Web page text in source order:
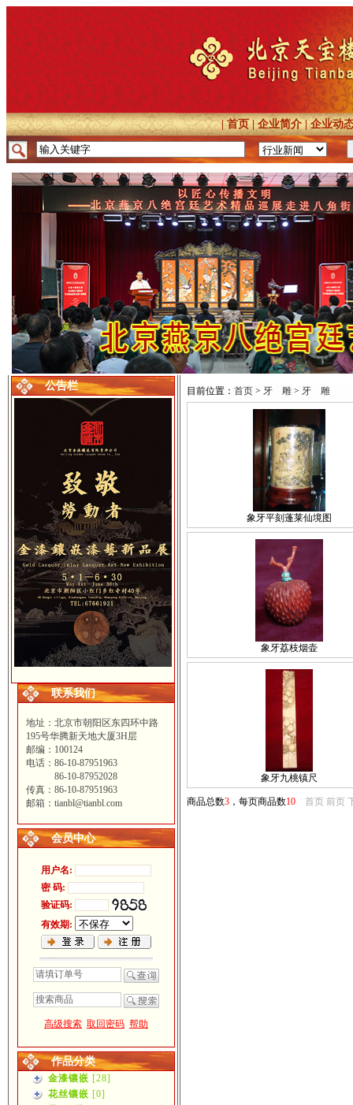
|首页|企业简介|企业动
公告栏
联系我们
地址：北京市朝阳区东四环中路
195号华腾新天地大厦3H层
邮编：100124
电话：86-10-87951963
86-10-87952028
传真：86-10-87951963
邮箱：tianbl@tianbl.com
会员中心
用户名:
密 码:
验证码:
有效期:
高级搜索 取回密码 帮助
作品分类
金漆镶嵌 [28]
花丝镶嵌 [0]
目前位置： 首页 > 牙 雕 > 牙 雕
象牙平刻蓬莱仙境图
象牙荔枝烟壶
象牙九桃镇尺
商品总数3 ，每页商品数10 首页 前页